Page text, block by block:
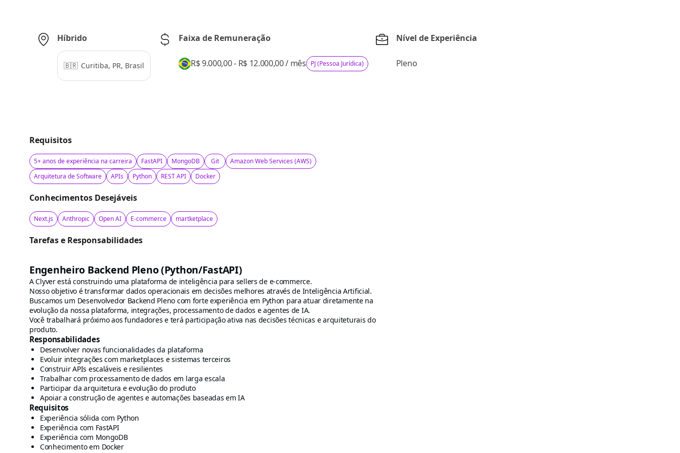
Híbrido
🇧🇷 Curitiba, PR, Brasil
Faixa de Remuneração
R$ 9.000,00 - R$ 12.000,00/ mês PJ (Pessoa Jurídica)
Nível de Experiência
Pleno
Requisitos
5+ anos de experiência na carreira FastAPI MongoDB Git
Amazon Web Services (AWS)
Arquitetura de Software
APIs Python REST API Docker
Conhecimentos Desejáveis
Next.js Anthropic Open AI E-commerce martketplace
Tarefas e Responsabilidades
Engenheiro Backend Pleno (Python/FastAPI)
A Clyver está construindo uma plataforma de inteligência para sellers de e-commerce.
Nosso objetivo é transformar dados operacionais em decisões melhores através de Inteligência Artificial.
Buscamos um Desenvolvedor Backend Pleno com forte experiência em Python para atuar diretamente na
evolução da nossa plataforma, integrações, processamento de dados e agentes de IA.
Você trabalhará próximo aos fundadores e terá participação ativa nas decisões técnicas e arquiteturais do
produto.
Responsabilidades
Desenvolver novas funcionalidades da plataforma
Evoluir integrações com marketplaces e sistemas terceiros
Construir APIs escaláveis e resilientes
Trabalhar com processamento de dados em larga escala
Participar da arquitetura e evolução do produto
Apoiar a construção de agentes e automações baseadas em IA
Requisitos
Experiência sólida com Python
Experiência com FastAPI
Experiência com MongoDB
Conhecimento em Docker